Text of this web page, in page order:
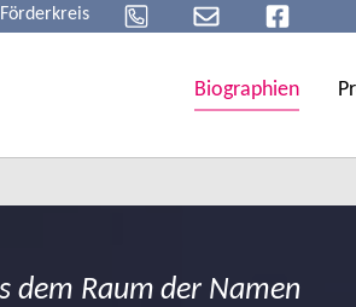
Biographien
dem Raum der Namen